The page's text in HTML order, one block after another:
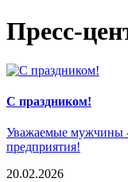
Пресс-
C праздником!
Уважаемые мужчины
предприятия!
20.02.2026